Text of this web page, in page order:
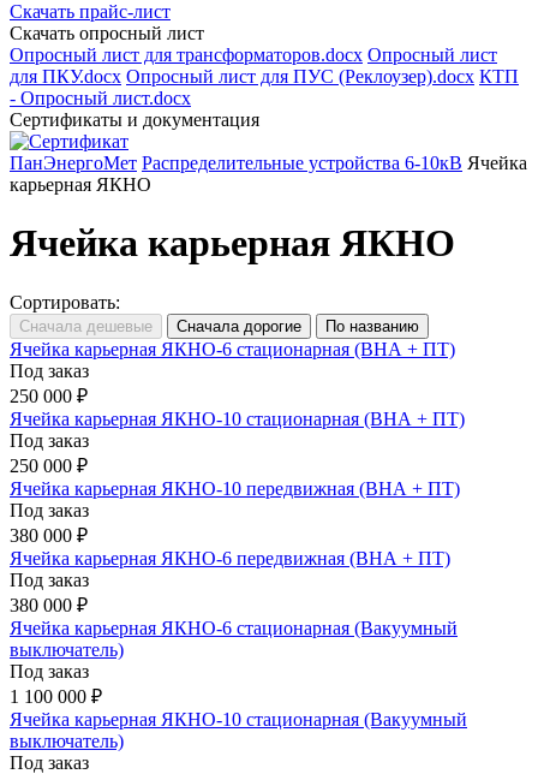
Скачать прайс-лист
Скачать опросный лист
Опросный лист для трансформаторов.docx Опросный лист
для ПКУ.docx Опросный лист для ПУС (Реклоузер).docx КТП
- Опросный лист.docx
Сертификаты и документация
ПанЭнергоМет Распределительные устройства 6-10кВ Ячейка
карьерная ЯКНО
Ячейка карьерная ЯКНО
Сортировать:
Ячейка карьерная ЯКНО-6 стационарная (ВНА + ПТ)
Под заказ
250 000 ₽
Ячейка карьерная ЯКНО-10 стационарная (ВНА + ПТ)
Под заказ
250 000 ₽
Ячейка карьерная ЯКНО-10 передвижная (ВНА + ПТ)
Под заказ
380 000 ₽
Ячейка карьерная ЯКНО-6 передвижная (ВНА + ПТ)
Под заказ
380 000 ₽
Ячейка карьерная ЯКНО-6 стационарная (Вакуумный
выключатель)
Под заказ
1 100 000 ₽
Ячейка карьерная ЯКНО-10 стационарная (Вакуумный
выключатель)
Под заказ